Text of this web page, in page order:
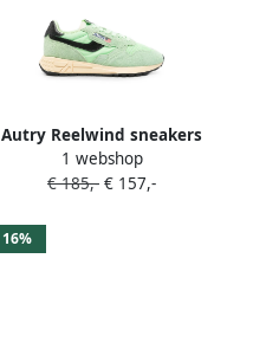
Autry Reelwind sneakers
Groen
1 webshop
€ 185,- € 157,-
16%